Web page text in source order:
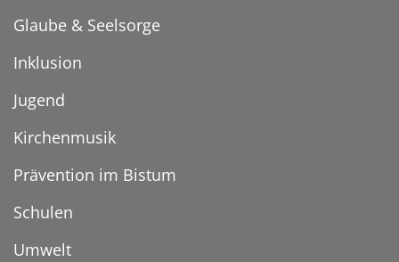
Glaube & Seelsorge
Inklusion
Jugend
Kirchenmusik
Prävention im Bistum
Schulen
Umwelt